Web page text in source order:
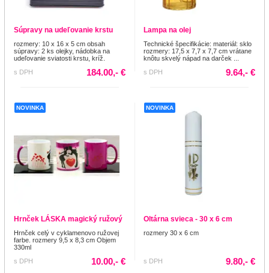
Súpravy na udeľovanie krstu
rozmery: 10 x 16 x 5 cm obsah
súpravy: 2 ks olejky, nádobka na
udeľovanie sviatosti krstu, kríž.
s DPH
184.00,- €
Lampa na olej
Technické špecifikácie: materiál: sklo
rozmery: 17,5 x 7,7 x 7,7 cm vrátane
knôtu skvelý nápad na darček ...
s DPH
9.64,- €
NOVINKA
Hrnček LÁSKA magický ružový
Hrnček celý v cyklamenovo ružovej
farbe. rozmery 9,5 x 8,3 cm Objem
330ml
s DPH
10.00,- €
NOVINKA
Oltárna svieca - 30 x 6 cm
rozmery 30 x 6 cm
s DPH 9.80,- €